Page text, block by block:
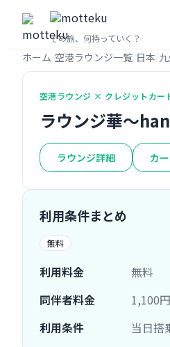
その旅、何持っていく？
ホーム 空港ラウンジ一覧 日本
空港ラウンジ × クレジットカー
ラウンジ華〜
ラウンジ詳細 カ
利用条件まとめ
無料
利用料金
無料
同伴者料金
1,100円
利用条件
当日搭